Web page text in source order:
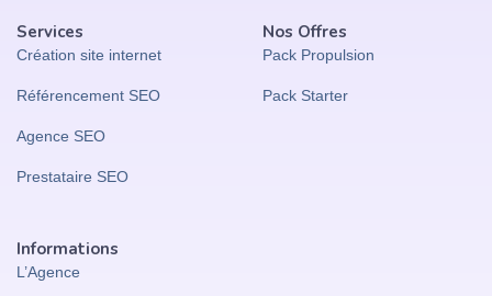
Services
Création site internet
Référencement SEO
Agence SEO
Prestataire SEO
Nos Offres
Pack Propulsion
Pack Starter
Informations
L’Agence